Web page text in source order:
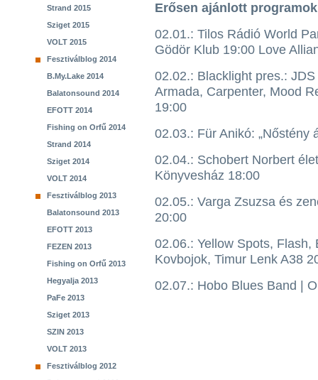
Strand 2015
Sziget 2015
VOLT 2015
Fesztiválblog 2014
B.My.Lake 2014
Balatonsound 2014
EFOTT 2014
Fishing on Orfű 2014
Strand 2014
Sziget 2014
VOLT 2014
Fesztiválblog 2013
Balatonsound 2013
EFOTT 2013
FEZEN 2013
Fishing on Orfű 2013
Hegyalja 2013
PaFe 2013
Sziget 2013
SZIN 2013
VOLT 2013
Fesztiválblog 2012
Erősen ajánlott
02.01.: Tilos Rádió World
Gödör Klub 19:00 Love
02.02.: Blacklight pres.:
Armada, Carpenter, Mood
19:00
02.03.: Für Anikó: „Nőstény
02.04.: Schobert Norbert
Könyvesház 18:00
02.05.: Varga Zsuzsa és
20:00
02.06.: Yellow Spots, Flash,
Kovbojok, Timur Lenk A38
02.07.: Hobo Blues Band |